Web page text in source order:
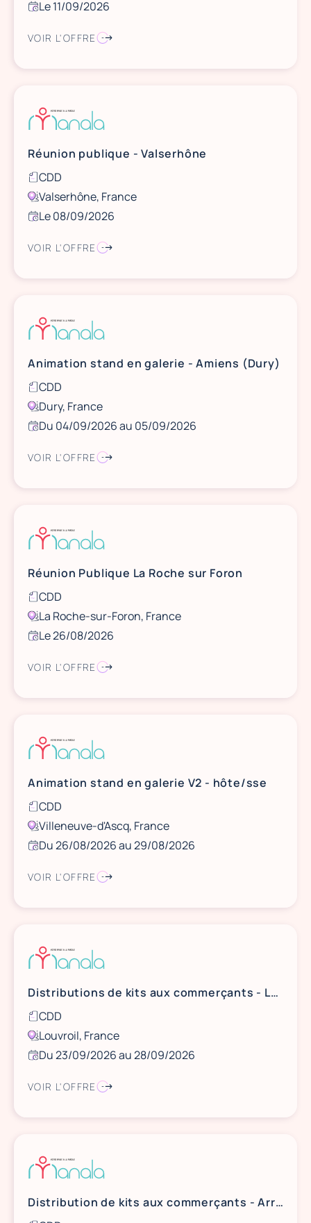
Le 11/09/2026
VOIR L'OFFRE
Réunion publique - Valserhône
CDD
Valserhône, France
Le 08/09/2026
VOIR L'OFFRE
Animation stand en galerie - Amiens (Dury)
CDD
Dury, France
Du 04/09/2026 au 05/09/2026
VOIR L'OFFRE
Réunion Publique La Roche sur Foron
CDD
La Roche-sur-Foron, France
Le 26/08/2026
VOIR L'OFFRE
Animation stand en galerie V2 - hôte/sse
CDD
Villeneuve-d'Ascq, France
Du 26/08/2026 au 29/08/2026
VOIR L'OFFRE
Distributions de kits aux commerçants - Louvroil
CDD
Louvroil, France
Du 23/09/2026 au 28/09/2026
VOIR L'OFFRE
Distribution de kits aux commerçants - Arras